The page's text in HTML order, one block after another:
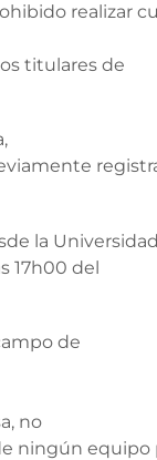
realizar
titulares de
la
17h00 del
de
no
ningún